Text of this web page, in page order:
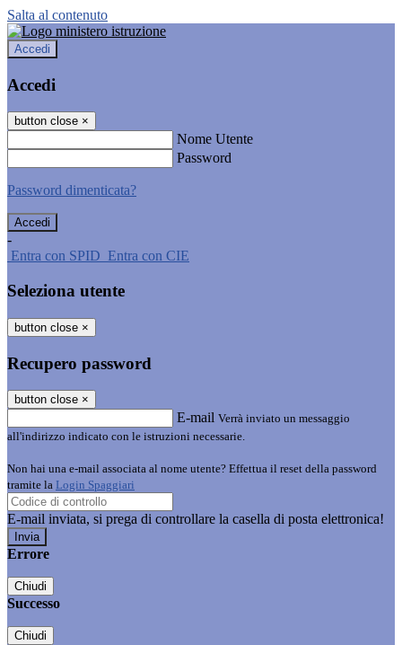
Salta al contenuto
Accedi
Accedi
button close ×
Nome Utente
Password
Password dimenticata?
-
Entra con SPID Entra con CIE
Seleziona utente
button close ×
Recupero password
button close ×
E-mail Verrà inviato un messaggio
all'indirizzo indicato con le istruzioni necessarie.
Non hai una e-mail associata al nome utente? Effettua il reset della password
tramite la Login Spaggiari
E-mail inviata, si prega di controllare la casella di posta elettronica!
Errore
Chiudi
Successo
Chiudi